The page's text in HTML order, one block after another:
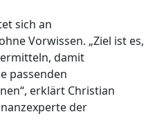
sich an
Vorwissen. „Ziel ist es,
damit
passenden
erklärt Christian
der